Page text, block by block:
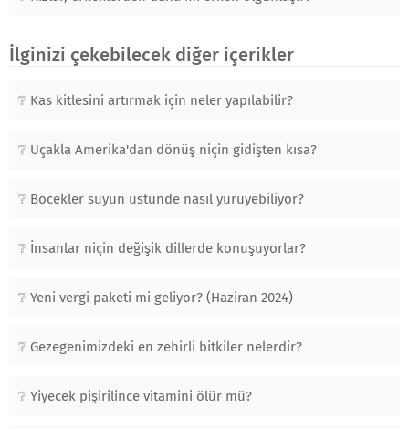
İlginizi çekebilecek diğer içerikler
Kas kitlesini artırmak için neler yapılabilir?
Uçakla Amerika'dan dönüş niçin gidişten kısa?
Böcekler suyun üstünde nasıl yürüyebiliyor?
İnsanlar niçin değişik dillerde konuşuyorlar?
Yeni vergi paketi mi geliyor? (Haziran 2024)
Gezegenimizdeki en zehirli bitkiler nelerdir?
Yiyecek pişirilince vitamini ölür mü?